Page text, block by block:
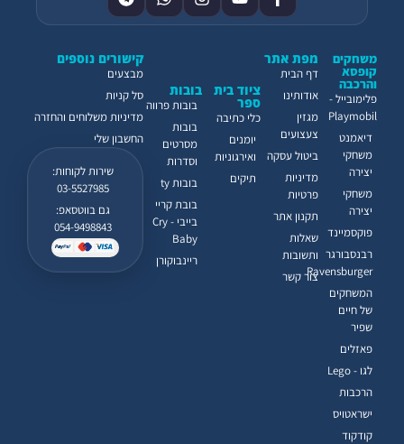
קישורים נוספים
מבצעים
סל קניות
מדיניות משלוחים והחזרה
החשבון שלי
שירות לקוחות:
03-5527985
גם בווטסאפ:
054-9498843
ציוד בית
ספר
כלי כתיבה
יומנים
ואירגוניות
תיקים
בובות
בובות פרווה
בובות
מסרטים
וסדרות
בובות ty
בובת קריי
בייבי - Cry
Baby
ריינבוקורן
משחקים
קופסא
והרכבה
פלימובייל -
Playmobil
דיאמנט
משחקי
יצירה
משחקי
יצירה
פוקסמיינד
רבנסבורגר
Ravensburger
המשחקים
של חיים
שפיר
פאזלים
לגו - Lego
הרכבות
ישראטויס
קודקוד
מפת אתר
דף הבית
אודותינו
מגזין
צעצועים
ביטול עסקה
מדיניות
פרטיות
תקנון אתר
שאלות
ותשובות
צור קשר